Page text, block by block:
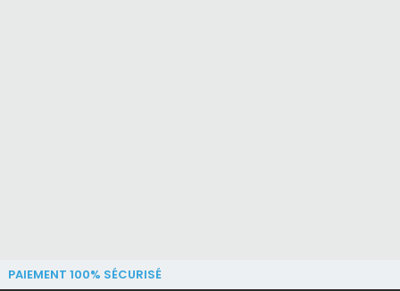
PAIEMENT 100% SÉCURISÉ